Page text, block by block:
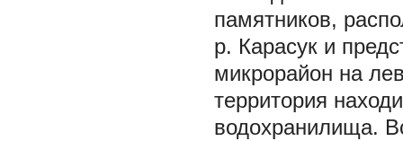
памятников,
р. Карасук и
микрорайон на
территория
водохранилища.